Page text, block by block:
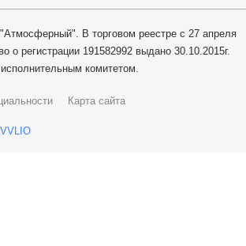
В торговом реестре с 27 апреля
о регистрации 191582992 выдано 30.10.2015г.
комитетом.
Карта сайта